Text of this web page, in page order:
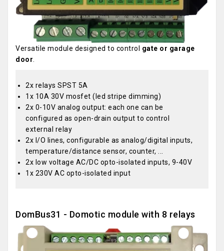
Versatile module designed to control gate or garage
door
2x relays SPST 5A
1x 10A 30V mosfet (led stripe dimming)
2x 0-10V analog output: each one can be
configured as open-drain output to control
external relay
2x I/O lines, configurable as analog/digital inputs,
temperature/distance sensor, counter, ...
2x low voltage AC/DC opto-isolated inputs, 9-40V
1x 230V AC opto-isolated input
DomBus31 - Domotic module with 8 relays